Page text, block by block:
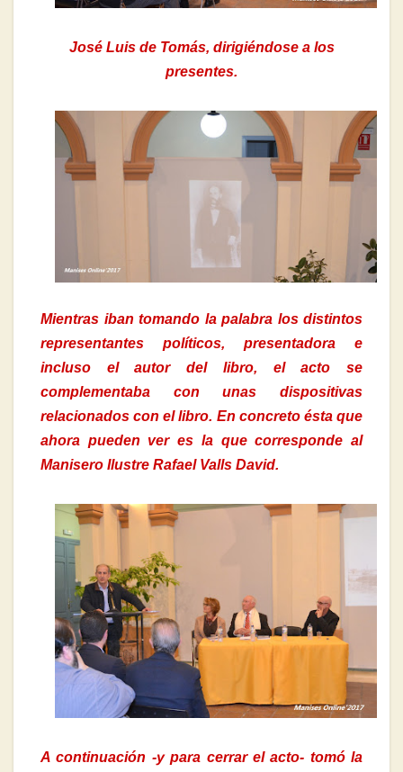
José Luis de Tomás, dirigiéndose a los
presentes.
Mientras iban tomando la palabra los distintos
representantes políticos, presentadora e
incluso el autor del libro, el acto se
complementaba con unas dispositivas
relacionados con el libro. En concreto ésta que
ahora pueden ver es la que corresponde al
Manisero Ilustre Rafael Valls David.
A continuación -y para cerrar el acto- tomó la